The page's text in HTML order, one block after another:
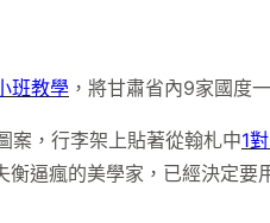
班教學 ，將甘肅省內9家國度
案，行李架上貼著從翰札中1
逼瘋的美學家，已經決定要